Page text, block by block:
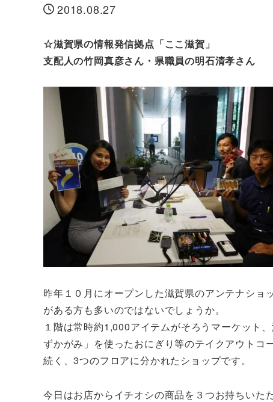
投稿日
2018.08.27
☆滋賀県の情報発信拠点「ここ滋賀」
支配人の竹岡真彦さん・県職員の明石清孝さん
昨年１０月にオープンした滋賀県のアンテナショ
がある方も多いのではないでしょうか。
１階は常時約1,000アイテムがそろうマーケット
ずかがみ」を使ったおにぎり等のテイクアウトコ
続く、3つのフロアに分かれたショップです。
今日はお店からイチオシの商品を３つお持ちいた